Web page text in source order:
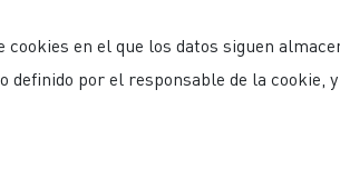
cookies en el que los datos siguen
definido por el responsable de la cookie,